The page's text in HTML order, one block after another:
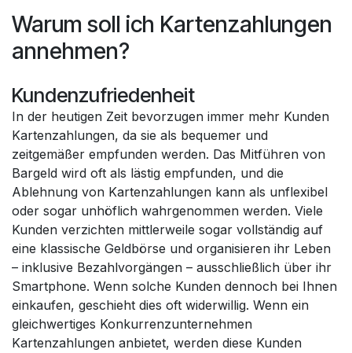
Warum soll ich Kartenzahlungen
annehmen?
Kundenzufriedenheit
In der heutigen Zeit bevorzugen immer mehr Kunden
Kartenzahlungen, da sie als bequemer und
zeitgemäßer empfunden werden. Das Mitführen von
Bargeld wird oft als lästig empfunden, und die
Ablehnung von Kartenzahlungen kann als unflexibel
oder sogar unhöflich wahrgenommen werden. Viele
Kunden verzichten mittlerweile sogar vollständig auf
eine klassische Geldbörse und organisieren ihr Leben
– inklusive Bezahlvorgängen – ausschließlich über ihr
Smartphone. Wenn solche Kunden dennoch bei Ihnen
einkaufen, geschieht dies oft widerwillig. Wenn ein
gleichwertiges Konkurrenzunternehmen
Kartenzahlungen anbietet, werden diese Kunden